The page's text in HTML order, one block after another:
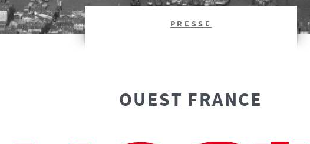
PRESSE
OUEST FRANCE